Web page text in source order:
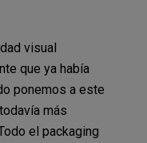
visual
que ya había
ponemos a este
más
el packaging